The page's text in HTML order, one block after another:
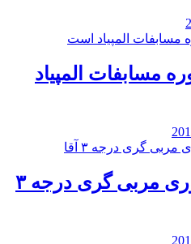
مسابفات المپیاد
کلاس تئوری مربی گری درجه ۳